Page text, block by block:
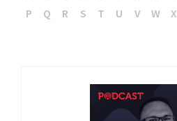
P
Q R S T U V W X